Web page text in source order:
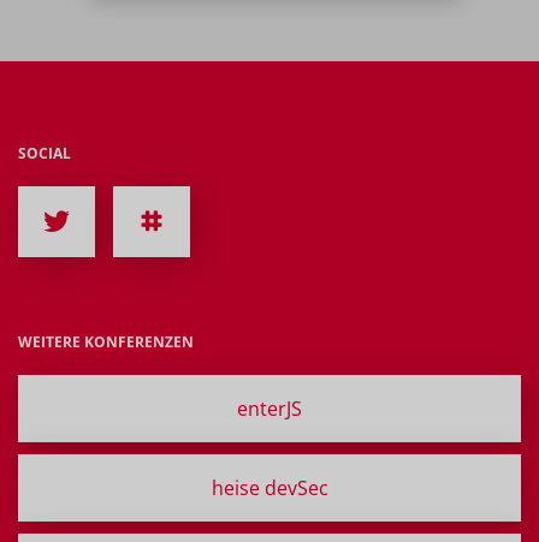
SOCIAL
WEITERE KONFERENZEN
enterJS
heise devSec